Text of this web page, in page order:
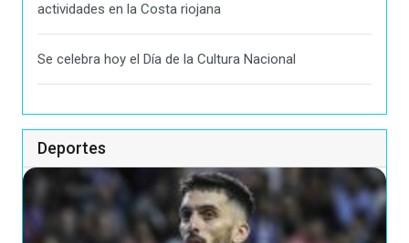
actividades en la Costa riojana
Se celebra hoy el Día de la Cultura Nacional
Deportes